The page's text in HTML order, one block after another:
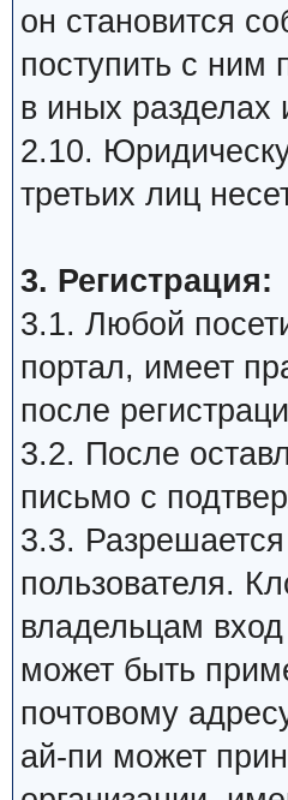
он становится
поступить с ним
в иных разделах
2.10.
третьих лиц
3. Регистрация:
3.1. Любой
портал, имеет
после
3.2. После
письмо с
3.3.
пользователя.
владельцам вход
может быть
почтовому
ай-пи может